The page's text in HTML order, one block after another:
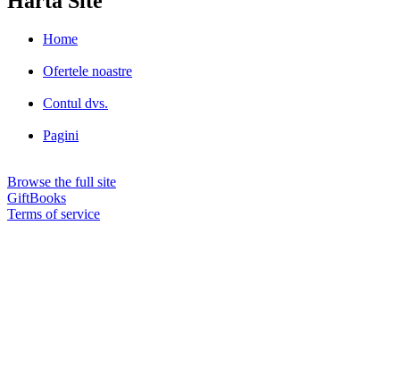
Home
Ofertele noastre
Contul dvs.
Pagini
Browse the full site
GiftBooks
Terms of service